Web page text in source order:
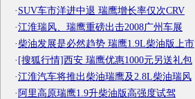
·SUV车市洋进中退 瑞鹰增长率仅次CRV
·江淮瑞风、瑞鹰重磅出击2008广州车展
·柴油发展是必然趋势 瑞鹰1.9L柴油版上市
·[搜狐行情]西安 瑞鹰优惠1000元另送礼包
·江淮汽车将推出柴油瑞鹰及2.8L柴油瑞风
· 阿里高原瑞鹰1.9升柴油版高强度试驾